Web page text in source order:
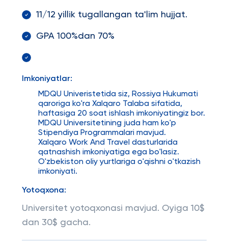
11/12 yillik tugallangan ta'lim hujjat.
GPA 100%dan 70%
Imkoniyatlar:
MDQU Univeristetida siz, Rossiya Hukumati
qaroriga ko'ra Xalqaro Talaba sifatida,
haftasiga 20 soat ishlash imkoniyatingiz bor.
MDQU Universitetining juda ham ko'p
Stipendiya Programmalari mavjud.
Xalqaro Work And Travel dasturlarida
qatnashish imkoniyatiga ega bo'lasiz.
O'zbekiston oliy yurtlariga o'qishni o'tkazish
imkoniyati.
Yotoqxona:
Universitet yotoqxonasi mavjud. Oyiga 10$
dan 30$ gacha.